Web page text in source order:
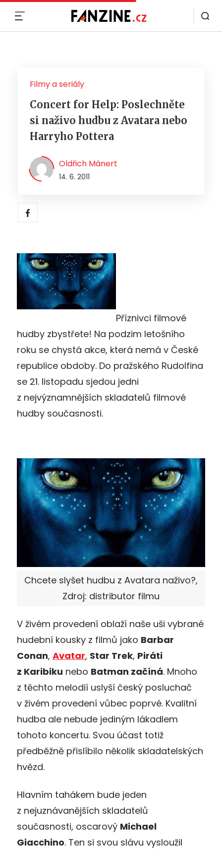
Filmy a seriály
Concert for Help: Poslechněte
si naživo hudbu z Avatara nebo
Harryho Pottera
Oldřich Mánert
14. 6. 2011
Příznivci filmové
hudby zbystřete! Na podzim letošního
roku se chystá akce, která nemá v České
republice obdoby. Do pražského Rudolfina
se 21. listopadu sjedou jedni
z nejvýznamnějších skladatelů filmové
hudby současnosti.
Chcete slyšet hudbu z Avatara naživo?,
Zdroj: distributor filmu
V živém provedení oblaží naše uši vybrané
hudební kousky z filmů jako Barbar
Conan, Avatar, Star Trek, Piráti
z Karibiku nebo Batman začíná. Mnoho
z těchto melodií uslyší český posluchač
v živém provedení vůbec poprvé. Kvalitní
hudba ale nebude jediným lákadlem
tohoto koncertu. Svou účast totiž
předběžně přislíbilo několik skladatelských
hvězd.
Hlavním tahákem bude jeden
z nejuznávanějších skladatelů
současnosti, oscarový Michael
Giacchino. Ten si svou slávu vysloužil